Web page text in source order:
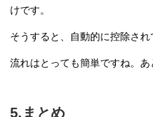
けです。
そうすると、自動的に控除され
流れはとっても簡単ですね。
5.まとめ